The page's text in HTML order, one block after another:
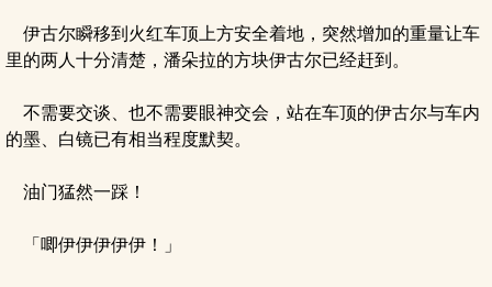
伊古尔瞬移到火红车顶上方安全着地，突然增加的重量让车
里的两人十分清楚，潘朵拉的方块伊古尔已经赶到。
不需要交谈、也不需要眼神交会，站在车顶的伊古尔与车内
的墨、白镜已有相当程度默契。
油门猛然一踩！
「唧伊伊伊伊伊！」